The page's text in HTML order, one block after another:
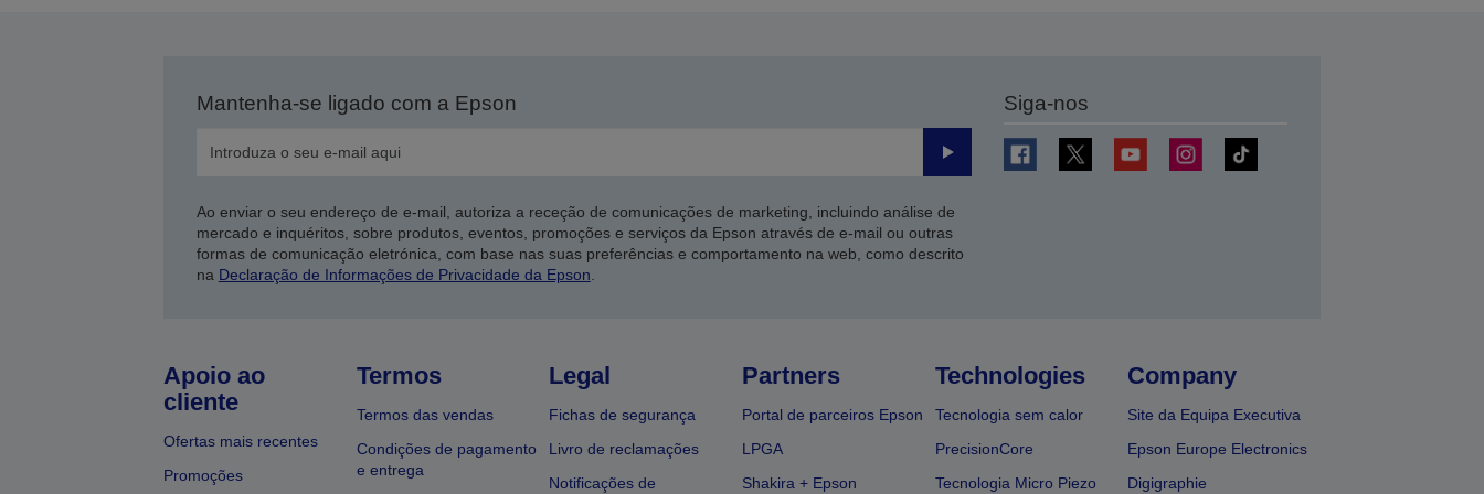
Mantenha-se ligado com a Epson
Enviar
Ao enviar o seu endereço de e-mail, autoriza a receção de comunicações de marketing, incluindo análise de
mercado e inquéritos, sobre produtos, eventos, promoções e serviços da Epson através de e-mail ou outras
formas de comunicação eletrónica, com base nas suas preferências e comportamento na web, como descrito
na Declaração de Informações de Privacidade da Epson.
Siga-nos
Apoio ao
cliente
Ofertas mais recentes
Promoções
Termos
Termos das vendas
Condições de pagamento
e entrega
Legal
Fichas de segurança
Livro de reclamações
Notificações de
Partners
Portal de parceiros Epson
LPGA
Shakira + Epson
Technologies
Tecnologia sem calor
PrecisionCore
Tecnologia Micro Piezo
Company
Site da Equipa Executiva
Epson Europe Electronics
Digigraphie